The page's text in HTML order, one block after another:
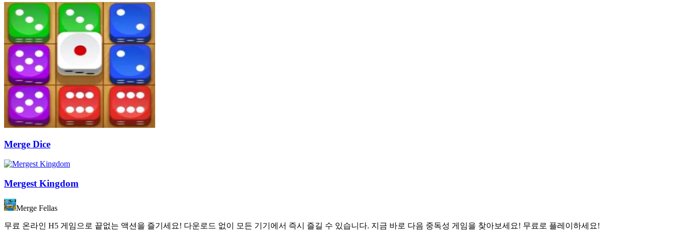
Merge Dice
Mergest Kingdom
Merge Fellas
무료 온라인 H5 게임으로 끝없는 액션을 즐기세요! 다운로드 없이 모든 기기에서 즉시 즐길 수 있습니다. 지금 바로 다음 중독성 게임을 찾아보세요! 무료로 플레이하세요!